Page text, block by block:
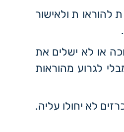
ולאישור
או לא ישלים את
לגרוע מהוראות
לא יחולו עליה.